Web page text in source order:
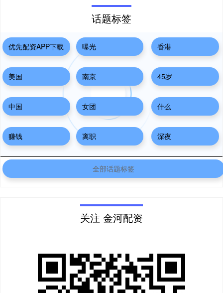
话题标签
优先配资APP下载 曝光 香港
美国 南京 45岁
中国 女团 什么
赚钱 离职 深夜
全部话题标签
关注 金河配资